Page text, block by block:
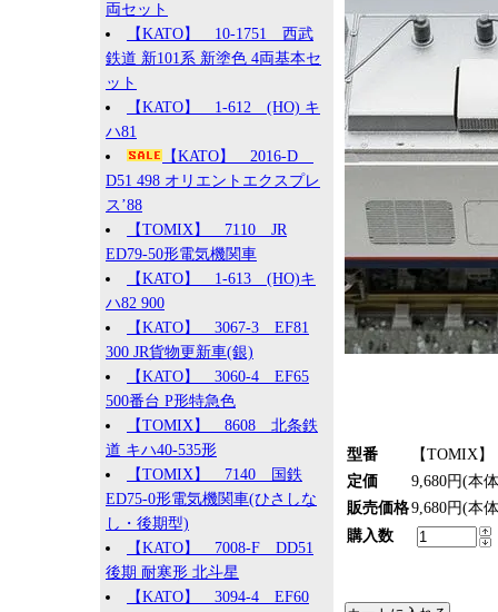
両セット
【KATO】 10-1751 西武
鉄道 新101系 新塗色 4両基本セ
ット
【KATO】 1-612 (HO) キ
ハ81
【KATO】 2016-D
D51 498 オリエントエクスプレ
ス’88
【TOMIX】 7110 JR
ED79-50形電気機関車
【KATO】 1-613 (HO)キ
ハ82 900
【KATO】 3067-3 EF81
300 JR貨物更新車(銀)
【KATO】 3060-4 EF65
500番台 P形特急色
【TOMIX】 8608 北条鉄
道 キハ40-535形
【TOMIX】 7140 国鉄
ED75-0形電気機関車(ひさしな
し・後期型)
【KATO】 7008-F DD51
後期 耐寒形 北斗星
【KATO】 3094-4 EF60
型番
【TOMIX
定価
9,680円(本
販売価格9,680円(本
購入数